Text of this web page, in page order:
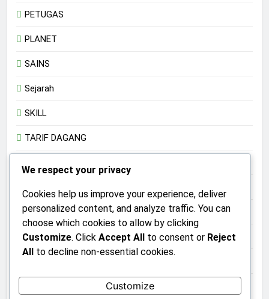
PETUGAS
PLANET
SAINS
Sejarah
SKILL
TARIF DAGANG
TRANSHUMANISME
UMKM
We respect your privacy
Cookies help us improve your experience, deliver
personalized content, and analyze traffic. You can
choose which cookies to allow by clicking
Customize. Click Accept All to consent or Reject
All to decline non-essential cookies.
Customize